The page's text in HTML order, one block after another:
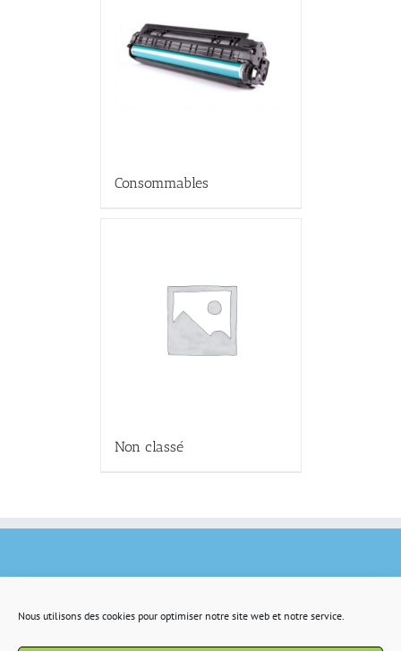
Nous utilisons des cookies pour optimiser notre site web et notre service.
Consommables
Non classé